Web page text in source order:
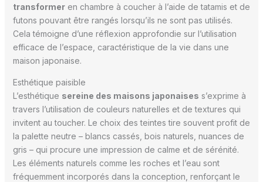
transformeren chambre à coucher à l’aide de tatamis et de
futons pouvant être rangés lorsqu’ils ne sont pas utilisés.
Cela témoigne d’une réflexion approfondie sur l’utilisation
efficace de l’espace, caractéristique de la vie dans une
maison japonaise.
Esthétique paisible
L’esthétique sereine des maisons japonaises s’exprime à
travers l’utilisation de couleurs naturelles et de textures qui
invitent au toucher. Le choix des teintes tire souvent profit de
la palette neutre – blancs cassés, bois naturels, nuances de
gris – qui procure une impression de calme et de sérénité.
Les éléments naturels comme les roches et l’eau sont
fréquemment incorporés dans la conception, renforçant le